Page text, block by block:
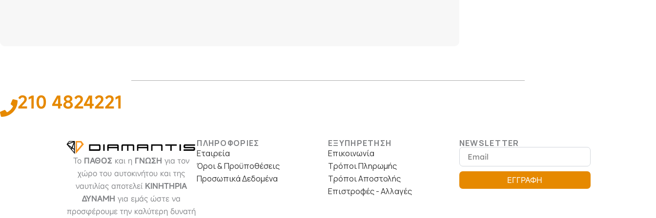
210 4824221
Το ΠΑΘΟΣ και η ΓΝΩΣΗ για τον
χώρο του αυτοκινήτου και της
ναυτιλίας αποτελεί ΚΙΝΗΤΗΡΙΑ
ΔΥΝΑΜΗ για εμάς ώστε να
προσφέρουμε την καλύτερη δυνατή
ΠΛΗΡΟΦΟΡΙΕΣ
Εταιρεία
Όροι & Προϋποθέσεις
Προσωπικά Δεδομένα
ΕΞΥΠΗΡΕΤΗΣΗ
Επικοινωνία
Τρόποι Πληρωμής
Τρόποι Αποστολής
Επιστροφές - Αλλαγές
NEWSLETTER
Email
ΕΓΓΡΑΦΗ